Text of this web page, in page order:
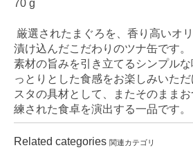
70 g
厳選されたまぐろを、香り高いオ
漬け込んだこだわりのツナ缶です。
素材の旨みを引き立てるシンプル
っとりとした食感をお楽しみいた
スタの具材として、またそのまま
練された食卓を演出する一品です。
Related categories 関連カテゴリ